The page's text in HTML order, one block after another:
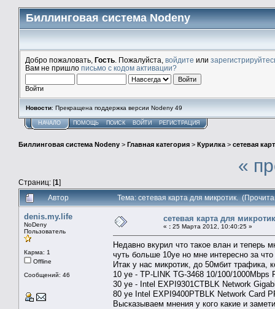
Биллинговая система Nodeny
Добро пожаловать, Гость . Пожалуйста, войдите или
Вам не пришло письмо с кодом активации?
Войти
Новости: Прекращена поддержка версии Nodeny 49
НАЧАЛО ПОМОЩЬ ПОИСК ВОЙТИ РЕГИСТРАЦИЯ
Биллинговая система Nodeny > Главная категория > Курилка > сетевая
Страниц: [1]
«
Автор Тема: сетевая карта для микротик.
denis.my.life
NoDeny
Пользователь
Карма: 1
Offline
Сообщений: 46
сетевая карта для
« : 25 Марта 2012, 10:40:25 »
Недавно вкурил что такое влан и теперь
чуть больше 10уе но мне интересно за
Итак у нас микротик, до 50мбит трафика,
10 уе - TP-LINK TG-3468 10/100/1000Mbps
30 ye - Intel EXPI9301CTBLK Network
80 ye Intel EXPI9400PTBLK Network Card
Высказываем мнения у кого какие и